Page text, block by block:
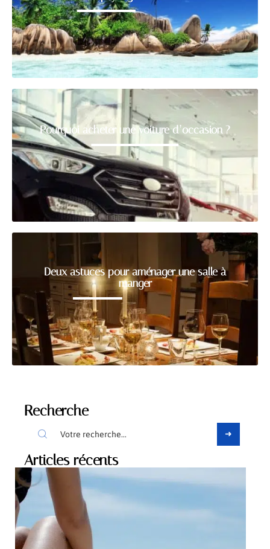
Pourquoi acheter une voiture d’occasion ?
Deux astuces pour aménager une salle à
manger
Recherche
Articles récents